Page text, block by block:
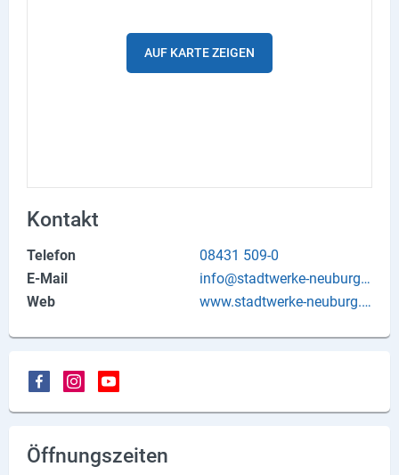
AUF KARTE ZEIGEN
Kontakt
Telefon
08431 509-0
E-Mail
info@stadtwerke-neuburg.d
e
Web
www.stadtwerke-neuburg.d
Öffnungszeiten
Produktgruppen
Newsletter
AGB
Impressum
Datenschutz
X